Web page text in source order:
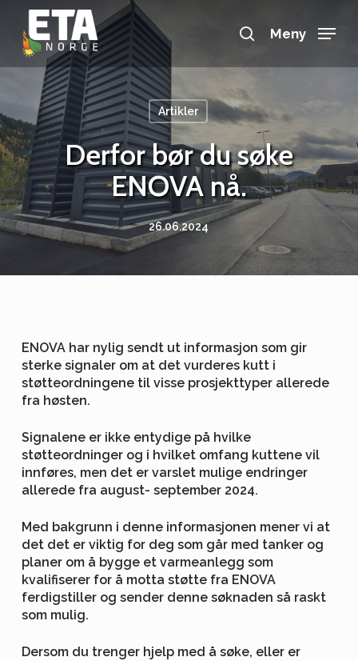
main
content
search
Meny
Artikler
Derfor bør du søke
ENOVA nå.
26.06.2024
ENOVA har nylig sendt ut informasjon som gir
sterke signaler om at det vurderes kutt i
støtteordningene til visse prosjekttyper allerede
fra høsten.
Signalene er ikke entydige på hvilke
støtteordninger og i hvilket omfang kuttene vil
innføres, men det er varslet mulige endringer
allerede fra august- september 2024.
Med bakgrunn i denne informasjonen mener vi at
det det er viktig for deg som går med tanker og
planer om å bygge et varmeanlegg som
kvalifiserer for å motta støtte fra ENOVA
ferdigstiller og sender denne søknaden så raskt
som mulig.
Dersom du trenger hjelp med å søke, eller er
Menu